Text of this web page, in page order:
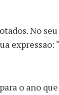
No seu
expressão:
o ano